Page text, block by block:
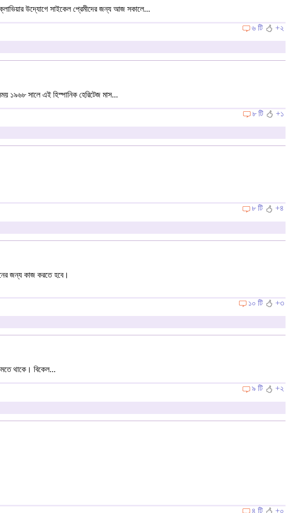
উদ্যোগে সাইকেল প্রেমীদের জন্য আজ সকালে...
৬ টি +২
১৯৬৮ সালে এই হিস্পানিক হেরিটেজ মাস...
৮ টি +১
৮ টি +৪
জন্য কাজ করতে হবে।
১০ টি +৩
থাকে। বিকেল...
৯ টি +২
৪ টি +০